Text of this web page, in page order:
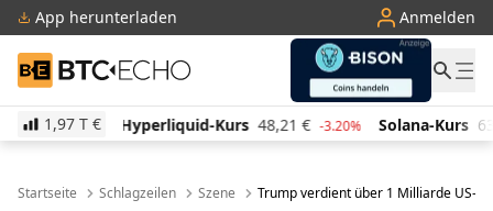
App herunterladen Anmelden
BTC-ECHO
1,97 T €
Kurs 48,21 € -3.20% Solana-Kurs 63,52 € -1.10% TRON-
Startseite Schlagzeilen Szene Trump verdient über 1 Milliarde US-